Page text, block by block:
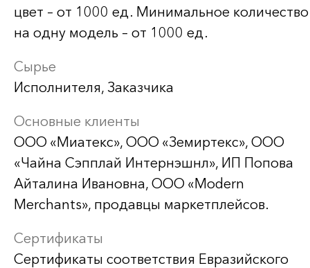
цвет – от 1000 ед. Минимальное количество
на одну модель – от 1000 ед.
Сырье
Исполнителя, Заказчика
Основные клиенты
ООО «Миатекс», ООО «Земиртекс», ООО
«Чайна Сэпплай Интернэшнл», ИП Попова
Айталина Ивановна, ООО «Modern
Merchants», продавцы маркетплейсов.
Сертификаты
Сертификаты соответствия Евразийского